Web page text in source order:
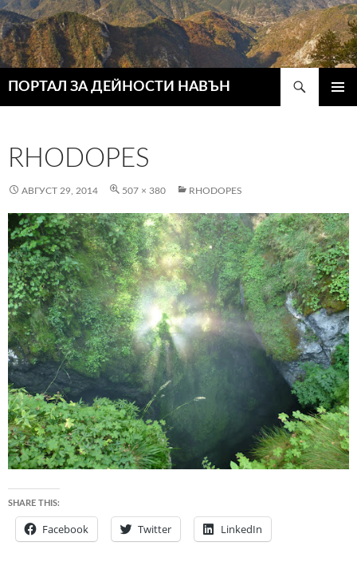
ПОРТАЛ ЗА ДЕЙНОСТИ НАВЪН
RHODOPES
АВГУСТ 29, 2014 507 × 380 RHODOPES
SHARE THIS:
Facebook Twitter LinkedIn